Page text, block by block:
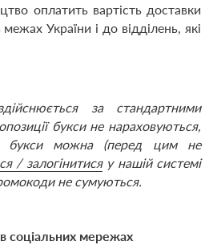
оплатить вартість доставки
України і до відділень, які
за стандартними
букси не нараховуються,
букси можна (перед цим не
/ залогінитисяу нашій системі
не сумуються.
соціальних мережах